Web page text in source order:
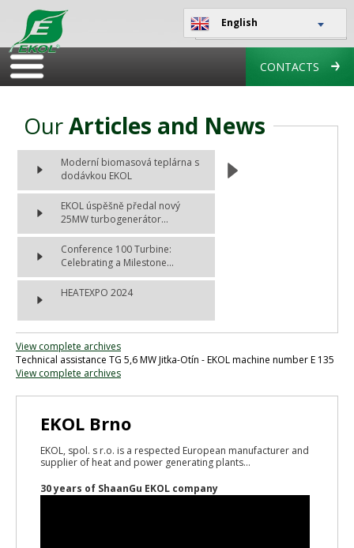
English
CONTACTS
OurArticles and News
Moderní biomasová teplárna s
dodávkou EKOL
EKOL úspěšně předal nový
25MW turbogenerátor...
Conference 100 Turbine:
Celebrating a Milestone...
HEATEXPO 2024
View complete archives
Technical assistance TG 5,6 MW Jitka-Otín - EKOL machine number E 135
View complete archives
EKOL Brno
EKOL, spol. s r.o. is a respected European manufacturer and
supplier of heat and power generating plants...
30 years of ShaanGu EKOL company